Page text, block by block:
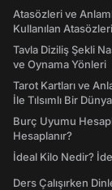
Atasözleri ve
Kullanılan
Tavla Diziliş Şekli
ve Oynama Yönleri
Tarot Kartları ve
İle Tılsımlı Bir
Burç Uyumu
Hesaplanır?
İdeal Kilo Nedir?
Ders Çalışırken